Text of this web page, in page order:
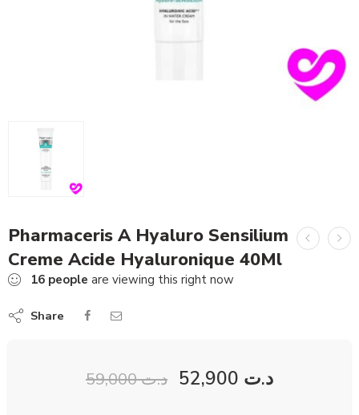
Pharmaceris A Hyaluro Sensilium
Creme Acide Hyaluronique 40Ml
16 people are viewing this right now
Share
د.ت59,000 د.ت